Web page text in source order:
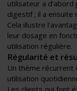
utilisateur a d'abord
digestif ; il a ensuite
Cela illustre
leur dosage en
utilisation régulière.
Régularité et
Un thème récurrent
utilisation
Les clients qui font